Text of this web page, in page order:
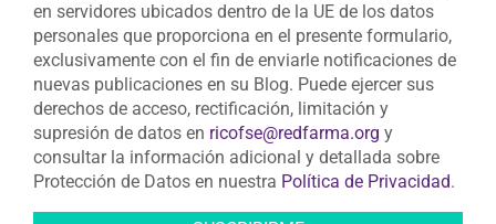
en servidores ubicados dentro de la UE de los datos
personales que proporciona en el presente formulario,
exclusivamente con el fin de enviarle notificaciones de
nuevas publicaciones en su Blog. Puede ejercer sus
derechos de acceso, rectificación, limitación y
supresión de datos en ricofse@redfarma.org y
consultar la información adicional y detallada sobre
Protección de Datos en nuestra Política de Privacidad.